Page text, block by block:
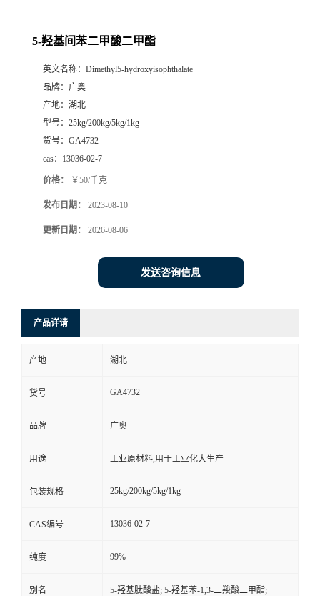
5-羟基间苯二甲酸二甲酯
英文名称： Dimethyl5-hydroxyisophthalate
品牌： 广奥
产地： 湖北
型号： 25kg/200kg/5kg/1kg
货号： GA4732
cas： 13036-02-7
价格： ￥50/千克
发布日期： 2023-08-10
更新日期： 2026-08-06
发送咨询信息
产品详请
产地 湖北
货号 GA4732
品牌 广奥
用途 工业原材料,用于工业化大生产
包装规格 25kg/200kg/5kg/1kg
CAS编号 13036-02-7
纯度 99%
别名 5-羟基肽酸盐; 5-羟基苯-1,3-二羧酸二甲酯;